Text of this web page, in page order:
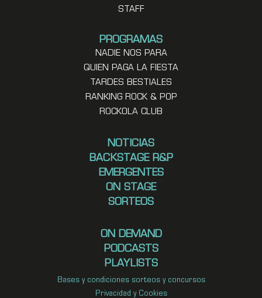
STAFF
PROGRAMAS
NADIE NOS PARA
QUIEN PAGA LA FIESTA
TARDES BESTIALES
RANKING ROCK & POP
ROCKOLA CLUB
NOTICIAS
BACKSTAGE R&P
EMERGENTES
ON STAGE
SORTEOS
ON DEMAND
PODCASTS
PLAYLISTS
Bases y condiciones sorteos y concursos
Privacidad y Cookies